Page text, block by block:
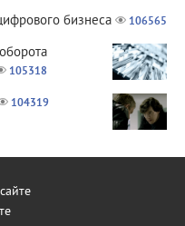
бизнеса 106565
105318
104319